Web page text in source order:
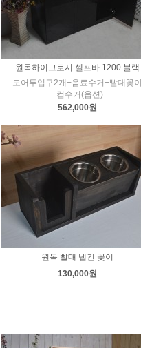
원목하이그로시 셀프바 1200 블랙
도어투입구2개+음료수거+빨대꽂이
+컵수거(옵션)
562,000원
원목 빨대 냅킨 꽂이
130,000원